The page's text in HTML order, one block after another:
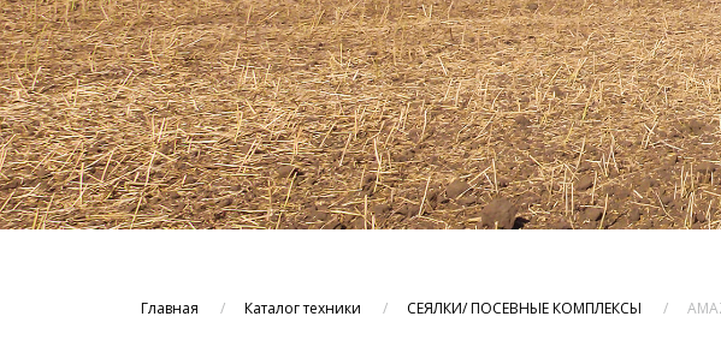
Главная Каталог техники СЕЯЛКИ/ ПОСЕВНЫЕ КОМПЛЕКСЫ